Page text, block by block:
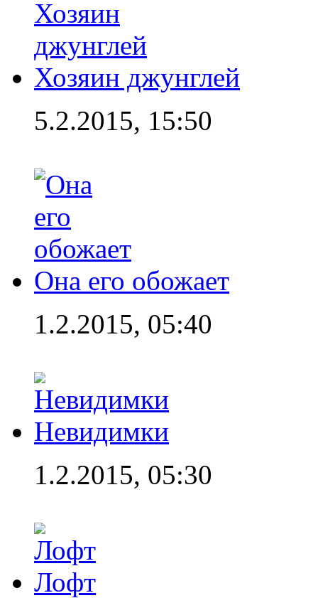
Хозяин джунглей
5.2.2015, 15:50
Она его обожает
1.2.2015, 05:40
Невидимки
1.2.2015, 05:30
Лофт